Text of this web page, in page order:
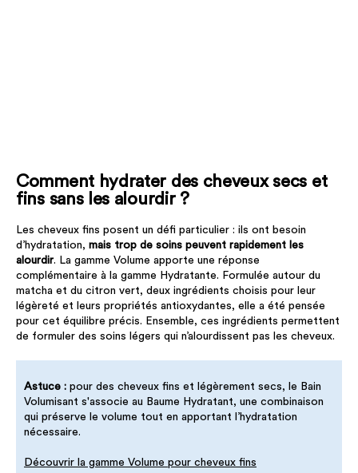
Comment hydrater des cheveux secs et
fins sans les alourdir ?
Les cheveux fins posent un défi particulier : ils ont besoin
d’hydratation, mais trop de soins peuvent rapidement les
alourdir. La gamme Volume apporte une réponse
complémentaire à la gamme Hydratante. Formulée autour du
matcha et du citron vert, deux ingrédients choisis pour leur
légèreté et leurs propriétés antioxydantes, elle a été pensée
pour cet équilibre précis. Ensemble, ces ingrédients permettent
de formuler des soins légers qui n’alourdissent pas les cheveux.
Astuce : pour des cheveux fins et légèrement secs, le Bain
Volumisant s'associe au Baume Hydratant, une combinaison
qui préserve le volume tout en apportant l’hydratation
nécessaire.
Découvrir la gamme Volume pour cheveux fins